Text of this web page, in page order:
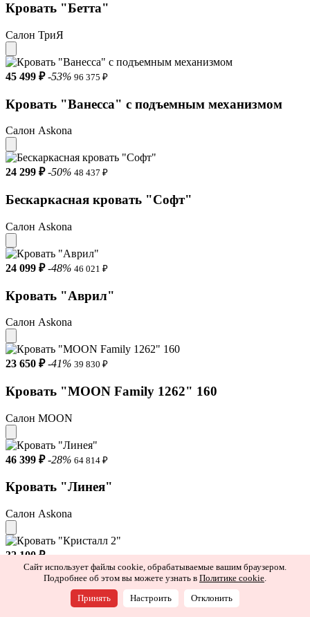
Кровать "Бетта"
Салон ТриЯ
45 499 ₽ -53% 96 375 ₽
Кровать "Ванесса" с подъемным механизмом
Салон Askona
24 299 ₽ -50% 48 437 ₽
Бескаркасная кровать "Софт"
Салон Askona
24 099 ₽ -48% 46 021 ₽
Кровать "Aврил"
Салон Askona
23 650 ₽ -41% 39 830 ₽
Кровать "MOON Family 1262" 160
Салон MOON
46 399 ₽ -28% 64 814 ₽
Кровать "Линея"
Салон Askona
32 100 ₽
Кровать "Кристалл 2"
Салон Регина
Сайт использует файлы cookie, обрабатываемые вашим браузером.
Подробнее об этом вы можете узнать в Политике cookie.
Принять Настроить Отклонить